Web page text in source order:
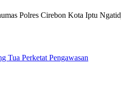
Polres Cirebon Kota Iptu
Tua Perketat Pengawasan